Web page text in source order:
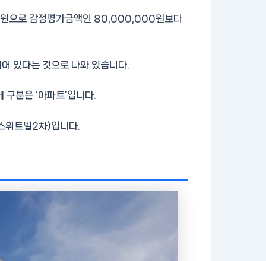
으로 감정평가금액인 80,000,000원보다
있다는 것으로 나와 있습니다.
분은 ‘아파트’입니다.
트빌2차)입니다.